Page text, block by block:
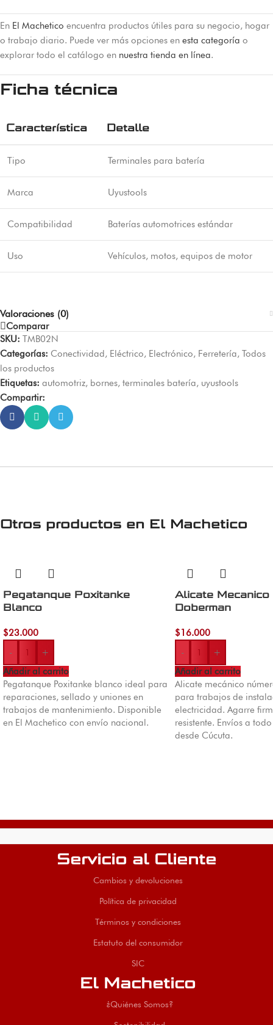
En El Machetico encuentra productos útiles para su negocio, hogar
o trabajo diario. Puede ver más opciones en esta categoría o
explorar todo el catálogo en nuestra tienda en línea.
Ficha técnica
Característica Detalle
Tipo Terminales para batería
Marca Uyustools
Compatibilidad Baterías automotrices estándar
Uso Vehículos, motos, equipos de motor
Valoraciones (0)
Comparar
SKU: TMB02N
Categorías: Conectividad, Eléctrico, Electrónico, Ferretería, Todos
los productos
Etiquetas: automotriz, bornes, terminales batería, uyustools
Compartir:
Otros productos en El Machetico
Pegatanque Poxitanke
Blanco
$23.000
-
+
Añadir al carrito
Pegatanque Poxitanke blanco ideal para
reparaciones, sellado y uniones en
trabajos de mantenimiento. Disponible
en El Machetico con envío nacional.
Alicate
Doberman
$16.000
-
+
Añadir al carrito
Alicate mecánico
para trabajos de
electricidad. Agarre
resistente. Envíos a
desde Cúcuta.
Servicio al Cliente
Cambios y devoluciones
Política de privacidad
Términos y condiciones
Estatuto del consumidor
SIC
El Machetico
¿Quiénes Somos?